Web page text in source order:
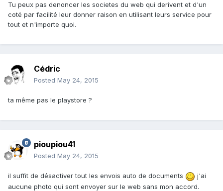
Tu peux pas denoncer les societes du web qui derivent et d'un
coté par facilité leur donner raison en utilisant leurs service pour
tout et n'importe quoi.
Cédric
Posted May 24, 2015
ta même pas le playstore ?
pioupiou41
Posted May 24, 2015
il suffit de désactiver tout les envois auto de documents
j'ai
aucune photo qui sont envoyer sur le web sans mon accord.